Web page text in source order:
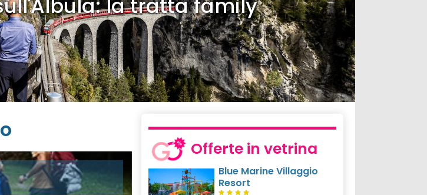
la tratta family
Offerte in vetrina
Blue Marine Villaggio
Resort